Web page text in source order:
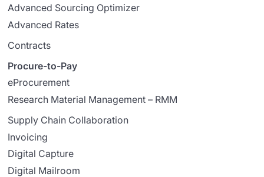
Advanced Sourcing Optimizer
Advanced Rates
Contracts
Procure-to-Pay
eProcurement
Research Material Management – RMM
Supply Chain Collaboration
Invoicing
Digital Capture
Digital Mailroom